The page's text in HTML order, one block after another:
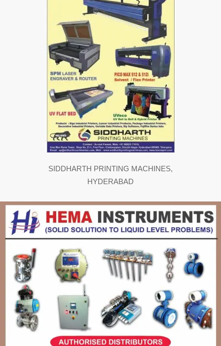
SIDDHARTH PRINTING MACHINES,
HYDERABAD